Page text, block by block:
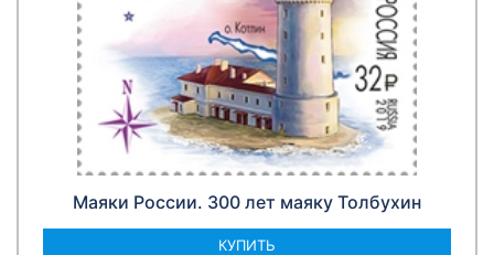
Маяки России. 300 лет маяку Толбухин
КУПИТЬ